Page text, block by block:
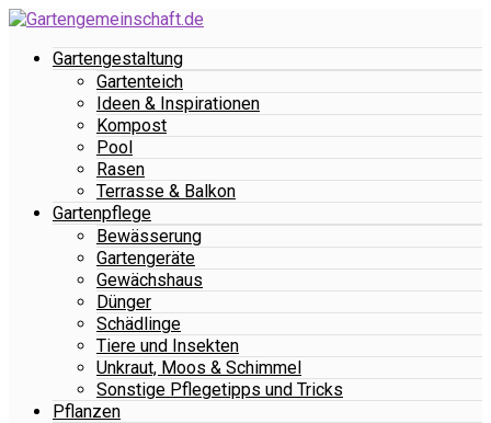
Gartengestaltung
Gartenteich
Ideen & Inspirationen
Kompost
Pool
Rasen
Terrasse & Balkon
Gartenpflege
Bewässerung
Gartengeräte
Gewächshaus
Dünger
Schädlinge
Tiere und Insekten
Unkraut, Moos & Schimmel
Sonstige Pflegetipps und Tricks
Pflanzen